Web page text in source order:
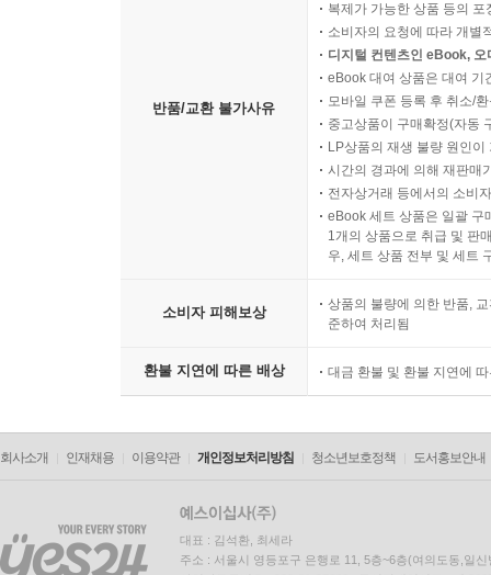
반품/교환 불가사유
복제가 가능한 상품 등의
소비자의 요청에 따라 개별
디지털 컨텐츠인 eBook,
eBook 대여 상품은 대여 기
모바일 쿠폰 등록 후 취소/
중고상품이 구매확정(자동
LP상품의 재생 불량 원인
시간의 경과에 의해 재판매
전자상거래 등에서의 소비
eBook 세트 상품은 일괄 구
1개의 상품으로 취급 및 판
우, 세트 상품 전부 및 세트
소비자 피해보상
상품의 불량에 의한 반품,
준하여 처리됨
환불 지연에 따른 배상 대금 환불 및 환불 지연에
회사소개 인재채용 이용약관 개인정보처리방침 청소년보호정책 도서홍보안내
대표 : 김석환, 최세라
주소 : 서울시 영등포구 은행로 11, 5층~6층(여의도동,일신